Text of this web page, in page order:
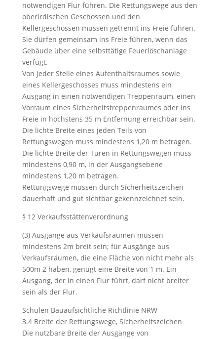
notwendigen Flur führen. Die Rettungswege aus den
oberirdischen Geschossen und den
Kellergeschossen müssen getrennt ins Freie führen.
Sie dürfen gemeinsam ins Freie führen, wenn das
Gebäude über eine selbsttätige Feuerlöschanlage
verfügt.
Von jeder Stelle eines Aufenthaltsraumes sowie
eines Kellergeschosses muss mindestens ein
Ausgang in einen notwendigen Treppenraum, einen
Vorraum eines Sicherheitstreppenraumes oder ins
Freie in höchstens 35 m Entfernung erreichbar sein.
Die lichte Breite eines jeden Teils von
Rettungswegen muss mindestens 1,20 m betragen.
Die lichte Breite der Türen in Rettungswegen muss
mindestens 0,90 m, in der Ausgangsebene
mindestens 1,20 m betragen.
Rettungswege müssen durch Sicherheitszeichen
dauerhaft und gut sichtbar gekennzeichnet sein.
§ 12 Verkaufsstättenverordnung
(3) Ausgänge aus Verkaufsräumen müssen
mindestens 2m breit sein; für Ausgänge aus
Verkaufsräumen, die eine Fläche von nicht mehr als
500m 2 haben, genügt eine Breite von 1 m. Ein
Ausgang, der in einen Flur führt, darf nicht breiter
sein als der Flur.
Schulen Bauaufsichtliche Richtlinie NRW
3.4 Breite der Rettungswege, Sicherheitszeichen
Die nutzbare Breite der Ausgänge von